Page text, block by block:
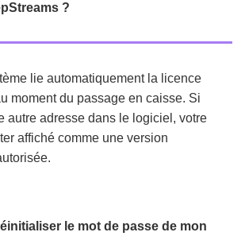
?
lie automatiquement la licence
moment du passage en caisse. Si
autre adresse dans le logiciel, votre
affiché comme une version
le mot de passe de mon